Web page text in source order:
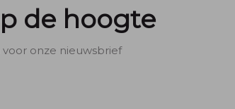
de hoogte
voor onze nieuwsbrief